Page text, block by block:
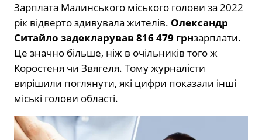
Зарплата Малинського міського голови за 2022
рік відверто здивувала жителів. Олександр
Ситайло задекларував 816 479 грнзарплати.
Це значно більше, ніж в очільників того ж
Коростеня чи Звягеля. Тому журналісти
вирішили поглянути, які цифри показали інші
міські голови області.